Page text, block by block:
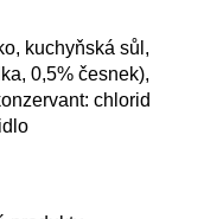
kuchyňská sůl,
0,5% česnek),
chlorid